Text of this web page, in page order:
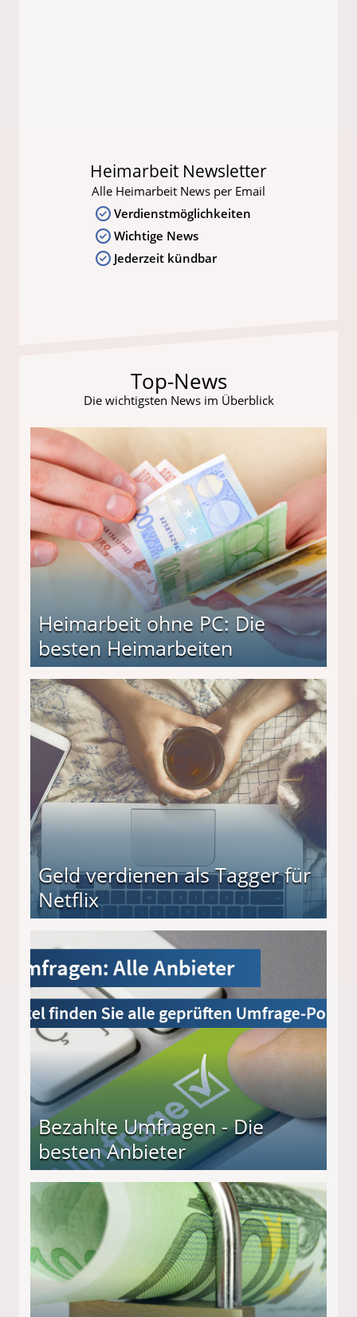
Heimarbeit Newsletter
Alle Heimarbeit News per Email
Verdienstmöglichkeiten
Wichtige News
Jederzeit kündbar
Top-News
Die wichtigsten News im Überblick
Heimarbeit ohne PC: Die
besten Heimarbeiten
Geld verdienen als Tagger für
Netflix
Bezahlte Umfragen - Die
besten Anbieter